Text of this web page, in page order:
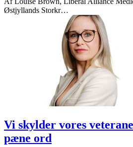
Østjyllands Storkr…
Vi skylder vores
pæne ord